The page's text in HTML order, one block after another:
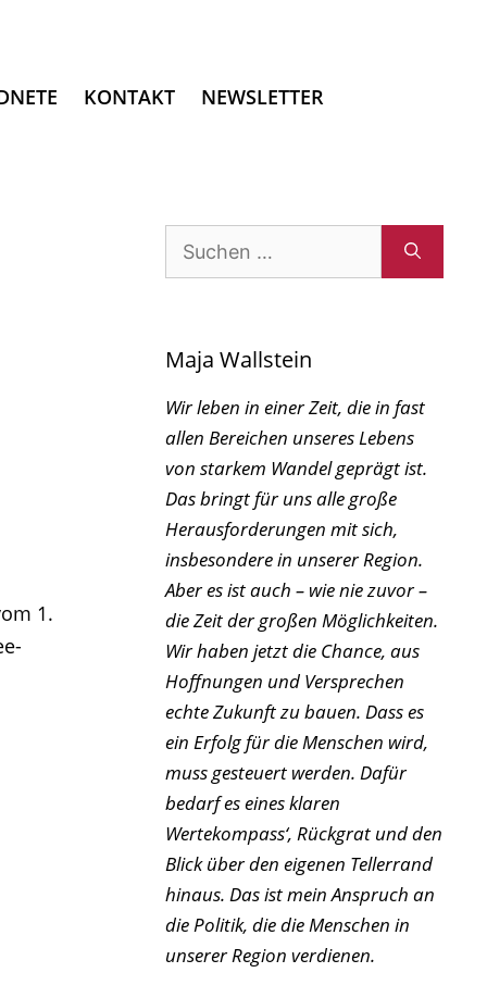
KONTAKT NEWSLETTER
1.
Suchen
Maja Wallstein
Wir leben in einer Zeit, die in fast
allen Bereichen unseres Lebens
von starkem Wandel geprägt ist.
Das bringt für uns alle große
Herausforderungen mit sich,
insbesondere in unserer Region.
Aber es ist auch – wie nie zuvor –
die Zeit der großen Möglichkeiten.
Wir haben jetzt die Chance, aus
Hoffnungen und Versprechen
echte Zukunft zu bauen. Dass es
ein Erfolg für die Menschen wird,
muss gesteuert werden. Dafür
bedarf es eines klaren
Wertekompass‘, Rückgrat und den
Blick über den eigenen Tellerrand
hinaus. Das ist mein Anspruch an
die Politik, die die Menschen in
unserer Region verdienen.